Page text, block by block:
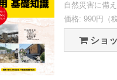
自然災害に備
価格: 990円（
ショ